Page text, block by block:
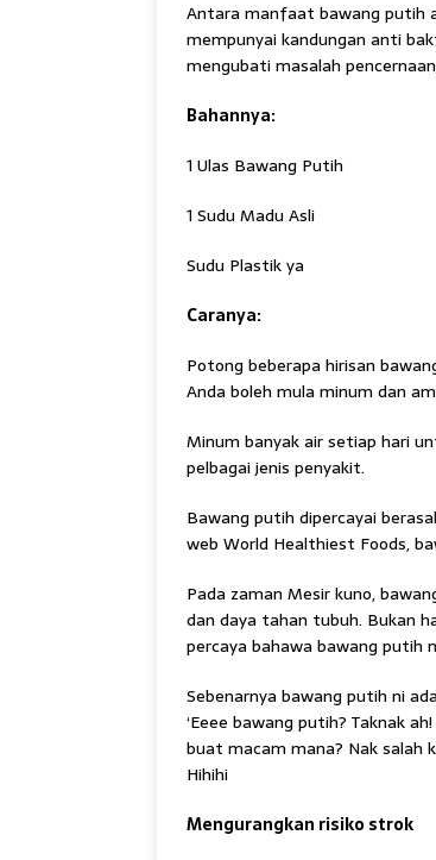
Antara manfaat bawang putih
mempunyai kandungan anti
mengubati masalah
Bahannya:
1 Ulas Bawang Putih
1 Sudu Madu Asli
Sudu Plastik ya
Caranya:
Potong beberapa hirisan
Anda boleh mula minum dan
Minum banyak air setiap hari
pelbagai jenis penyakit.
Bawang putih dipercayai
web World Healthiest Foods,
Pada zaman Mesir kuno,
dan daya tahan tubuh. Bukan
percaya bahawa bawang putih
Sebenarnya bawang putih ni
‘Eeee bawang putih? Taknak
buat macam mana? Nak salah
Hihihi
Mengurangkan risiko strok